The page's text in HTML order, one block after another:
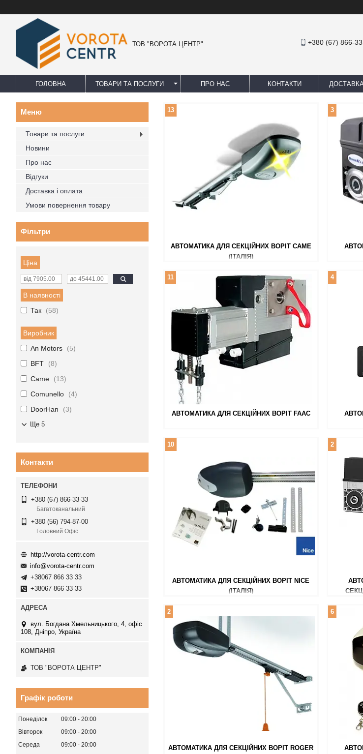
ТОВ "ВОРОТА ЦЕНТР" +380 (67) 866-
ГОЛОВНА ТОВАРИ ТА ПОСЛУГИ ПРО НАС КОНТАКТИ
АВТОМАТИКА ДЛЯ СЕКЦІЙНИХ ВОРІТ CAME
(ІТАЛІЯ)
13 3
АВТОМАТИКА ДЛЯ СЕКЦІЙНИХ ВОРІТ FAAC
11 4
АВТОМАТИКА ДЛЯ СЕКЦІЙНИХ ВОРІТ NICE
(ІТАЛІЯ)
10 2
АВТОМАТИКА ДЛЯ СЕКЦІЙНИХ ВОРІТ ROGER
2 6
Товари та послуги
Новини
Про нас
Відгуки
Доставка і оплата
Умови повернення товару
Фільтри
Ціна
В наявності
Так
58
Виробник
An Motors
5
BFT
8
Came
13
Comunello
4
DoorHan
3
Ще 5
Контакти
+380 (67) 866-33-33
Багатоканальний
+380 (56) 794-87-00
Головний Офіс
http://vorota-centr.com
info@vorota-centr.com
+38067 866 33 33
+38067 866 33 33
вул. Богдана Хмельницького, 4, офіс
108, Дніпро, Україна
ТОВ "ВОРОТА ЦЕНТР"
Графік роботи
Понеділок 09:00
20:00
Вівторок
09:00
20:00
Середа
09:00
20:00